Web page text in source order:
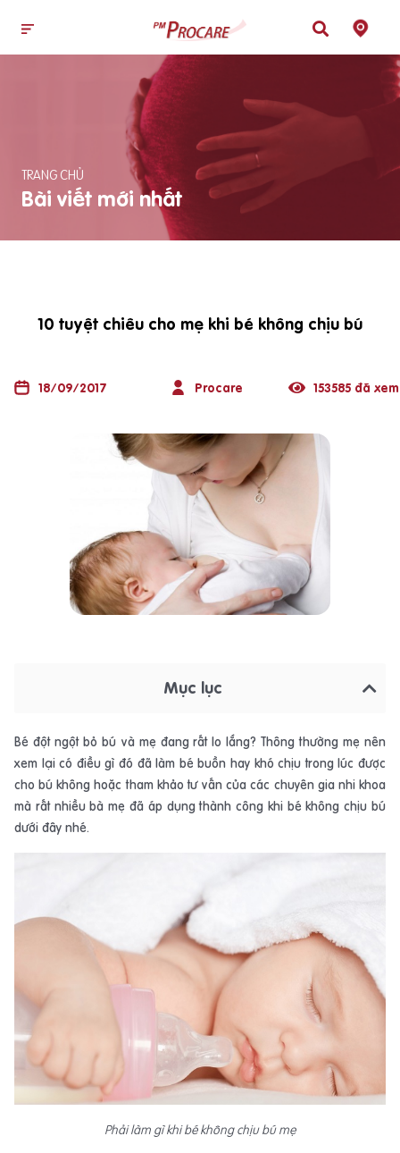
TRANG CHỦ
Bài viết mới nhất
10 tuyệt chiêu cho mẹ khi bé không chịu bú
18/09/2017 Procare 153585 đã xem
Mục lục
Bé đột ngột bỏ bú và mẹ đang rất lo lắng? Thông thường mẹ nên
xem lại có điều gì đó đã làm bé buồn hay khó chịu trong lúc được
cho bú không hoặc tham khảo tư vấn của các chuyên gia nhi khoa
mà rất nhiều bà mẹ đã áp dụng thành công khi bé không chịu bú
dưới đây nhé.
Phải làm gì khi bé không chịu bú mẹ